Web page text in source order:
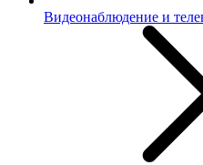
Видеонаблюдение и